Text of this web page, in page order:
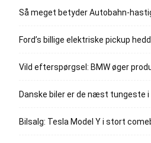
Så meget betyder Autobahn-
Ford’s billige elektriske pickup
Vild efterspørgsel: BMW øger
Danske biler er de næst tungeste i
Bilsalg: Tesla Model Y i stort